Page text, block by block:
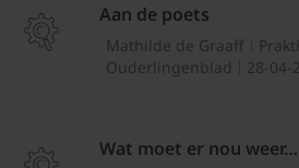
Aan de poets
Mathilde de Graaff
Ouderlingenblad
28-04-
Wat moet er nou weer…